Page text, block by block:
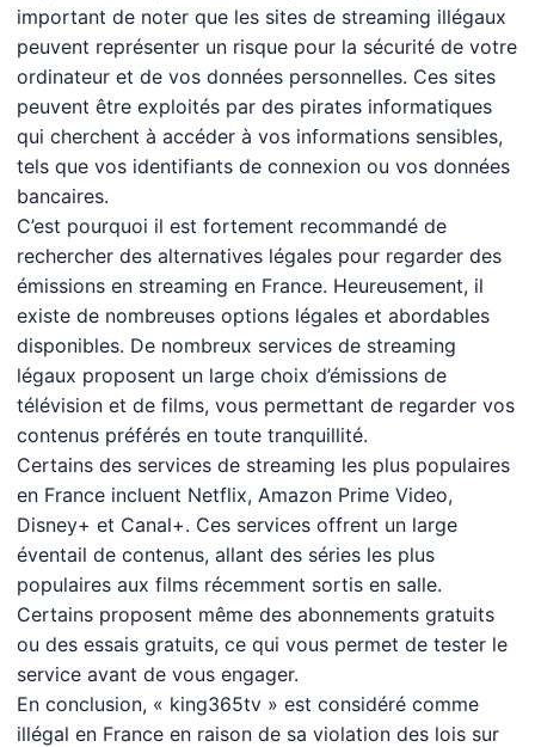
important de noter que les sites de streaming illégaux
peuvent représenter un risque pour la sécurité de votre
ordinateur et de vos données personnelles. Ces sites
peuvent être exploités par des pirates informatiques
qui cherchent à accéder à vos informations sensibles,
tels que vos identifiants de connexion ou vos données
bancaires.
C’est pourquoi il est fortement recommandé de
rechercher des alternatives légales pour regarder des
émissions en streaming en France. Heureusement, il
existe de nombreuses options légales et abordables
disponibles. De nombreux services de streaming
légaux proposent un large choix d’émissions de
télévision et de films, vous permettant de regarder vos
contenus préférés en toute tranquillité.
Certains des services de streaming les plus populaires
en France incluent Netflix, Amazon Prime Video,
Disney+ et Canal+. Ces services offrent un large
éventail de contenus, allant des séries les plus
populaires aux films récemment sortis en salle.
Certains proposent même des abonnements gratuits
ou des essais gratuits, ce qui vous permet de tester le
service avant de vous engager.
En conclusion, « king365tv » est considéré comme
illégal en France en raison de sa violation des lois sur